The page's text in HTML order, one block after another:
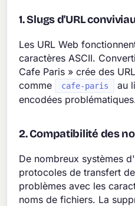
1. Slugs d'URL
Les URL Web
caractères ASCII.
Cafe Paris » crée des
comme
cafe-paris
au
encodées
2. Compatibilité des
De nombreux systèmes
protocoles de transfert
problèmes avec les
noms de fichiers. La